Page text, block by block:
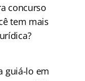
concurso
tem mais
guiá-lo em